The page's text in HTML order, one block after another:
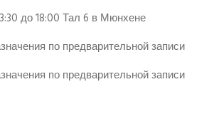
до 18:00 Тал 6 в Мюнхене
по предварительной записи
по предварительной записи